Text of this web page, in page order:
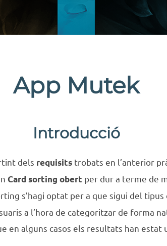
App Mutek
Introducció
dels requisitstrobats en l’anterior
Card sorting obert per dur a terme de
s’hagi optat per a que sigui del
a l’hora de categoritzar de forma
en alguns casos els resultats han estat